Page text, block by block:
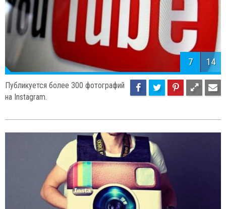
7 14
Публикуется более 300 фотографий
на Instagram.